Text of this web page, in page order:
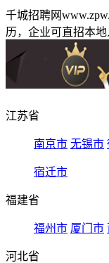
千城招聘网
历，企业可直招本
江苏省
南京市 无锡市
宿迁市
福建省
福州市 厦门市
河北省